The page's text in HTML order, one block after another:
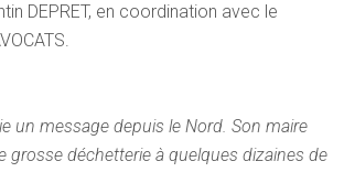
DEPRET, en coordination avec le
un message depuis le Nord. Son maire
grosse déchetterie à quelques dizaines de